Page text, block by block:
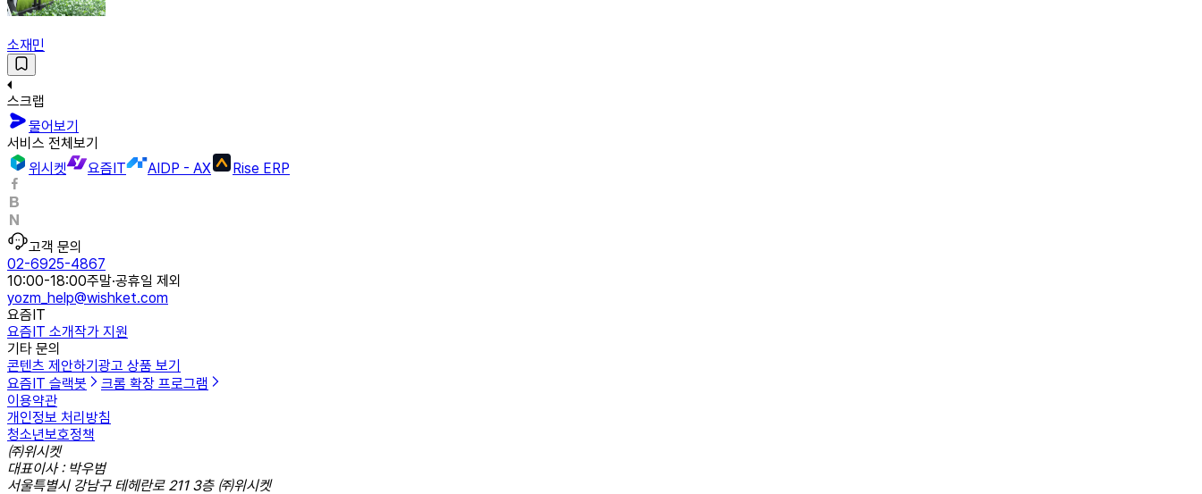
소재민
스크랩
물어보기
서비스 전체보기
위시켓
요즘IT AIDP - AX Rise ERP
고객 문의
02-6925-4867
10:00-18:00주말·공휴일 제외
yozm_help@wishket.com
요즘IT
요즘IT 소개작가 지원
기타 문의
콘텐츠 제안하기 광고 상품 보기
요즘IT 슬랙봇
크롬 확장 프로그램
이용약관
개인정보 처리방침
청소년보호정책
㈜위시켓
대표이사 : 박우범
서울특별시 강남구 테헤란로 211 3층 ㈜위시켓